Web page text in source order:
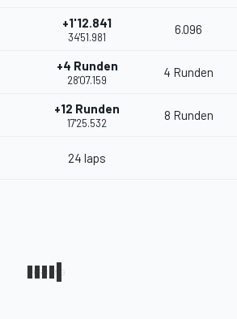
+1'12.841
34'51.981
6.096
+4 Runden
28'07.159
4 Runden
+12 Runden
17'25.532
8 Runden
24 laps